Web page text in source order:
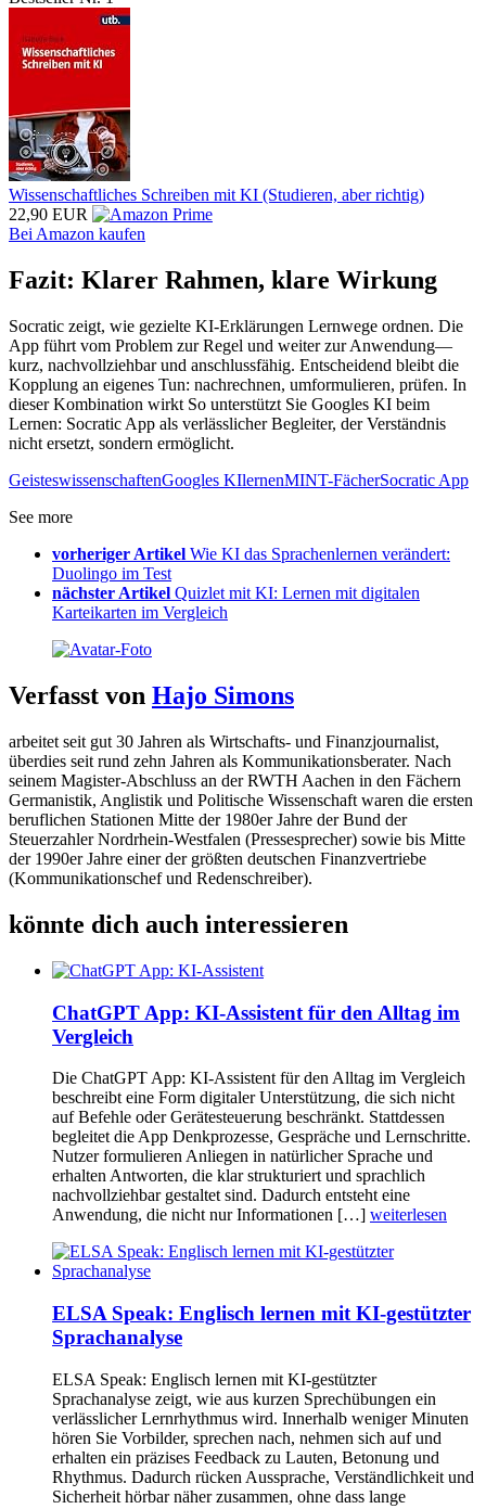
Wissenschaftliches Schreiben mit KI (Studieren, aber richtig)
22,90 EUR
Bei Amazon kaufen
Fazit: Klarer Rahmen, klare Wirkung
Socratic zeigt, wie gezielte KI-Erklärungen Lernwege ordnen. Die
App führt vom Problem zur Regel und weiter zur Anwendung—
kurz, nachvollziehbar und anschlussfähig. Entscheidend bleibt die
Kopplung an eigenes Tun: nachrechnen, umformulieren, prüfen. In
dieser Kombination wirkt So unterstützt Sie Googles KI beim
Lernen: Socratic App als verlässlicher Begleiter, der Verständnis
nicht ersetzt, sondern ermöglicht.
GeisteswissenschaftenGoogles KIlernenMINT-FächerSocratic App
See more
vorheriger Artikel Wie KI das Sprachenlernen verändert:
Duolingo im Test
nächster Artikel Quizlet mit KI: Lernen mit digitalen
Karteikarten im Vergleich
Verfasst von Hajo Simons
arbeitet seit gut 30 Jahren als Wirtschafts- und Finanzjournalist,
überdies seit rund zehn Jahren als Kommunikationsberater. Nach
seinem Magister-Abschluss an der RWTH Aachen in den Fächern
Germanistik, Anglistik und Politische Wissenschaft waren die ersten
beruflichen Stationen Mitte der 1980er Jahre der Bund der
Steuerzahler Nordrhein-Westfalen (Pressesprecher) sowie bis Mitte
der 1990er Jahre einer der größten deutschen Finanzvertriebe
(Kommunikationschef und Redenschreiber).
könnte dich auch interessieren
ChatGPT App: KI-Assistent für den Alltag im
Vergleich
Die ChatGPT App: KI-Assistent für den Alltag im Vergleich
beschreibt eine Form digitaler Unterstützung, die sich nicht
auf Befehle oder Gerätesteuerung beschränkt. Stattdessen
begleitet die App Denkprozesse, Gespräche und Lernschritte.
Nutzer formulieren Anliegen in natürlicher Sprache und
erhalten Antworten, die klar strukturiert und sprachlich
nachvollziehbar gestaltet sind. Dadurch entsteht eine
Anwendung, die nicht nur Informationen […] weiterlesen
ELSA Speak: Englisch lernen mit KI-gestützter
Sprachanalyse
ELSA Speak: Englisch lernen mit KI-gestützter
Sprachanalyse zeigt, wie aus kurzen Sprechübungen ein
verlässlicher Lernrhythmus wird. Innerhalb weniger Minuten
hören Sie Vorbilder, sprechen nach, nehmen sich auf und
erhalten ein präzises Feedback zu Lauten, Betonung und
Rhythmus. Dadurch rücken Aussprache, Verständlichkeit und
Sicherheit hörbar näher zusammen, ohne dass lange